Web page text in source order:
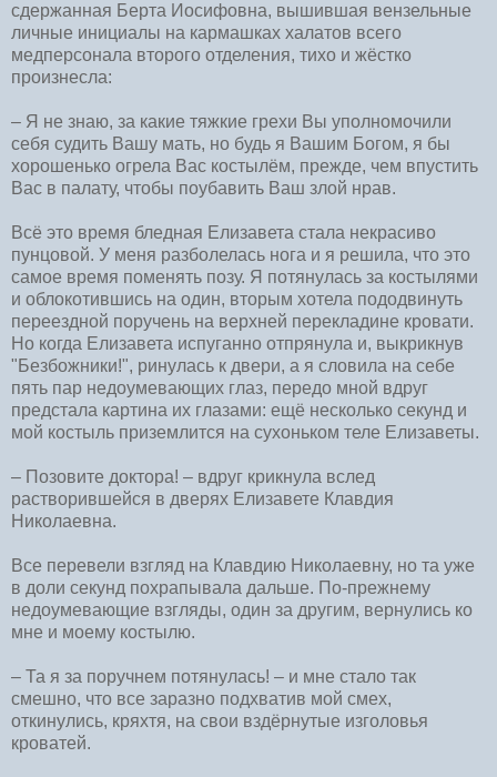
сдержанная Берта Иосифовна, вышившая вензельные
личные инициалы на кармашках халатов всего
медперсонала второго отделения, тихо и жёстко
произнесла:
– Я не знаю, за какие тяжкие грехи Вы уполномочили
себя судить Вашу мать, но будь я Вашим Богом, я бы
хорошенько огрела Вас костылём, прежде, чем впустить
Вас в палату, чтобы поубавить Ваш злой нрав.
Всё это время бледная Елизавета стала некрасиво
пунцовой. У меня разболелась нога и я решила, что это
самое время поменять позу. Я потянулась за костылями
и облокотившись на один, вторым хотела пододвинуть
переездной поручень на верхней перекладине кровати.
Но когда Елизавета испуганно отпрянула и, выкрикнув
"Безбожники!", ринулась к двери, а я словила на себе
пять пар недоумевающих глаз, передо мной вдруг
предстала картина их глазами: ещё несколько секунд и
мой костыль приземлится на сухоньком теле Елизаветы.
– Позовите доктора! – вдруг крикнула вслед
растворившейся в дверях Елизавете Клавдия
Николаевна.
Все перевели взгляд на Клавдию Николаевну, но та уже
в доли секунд похрапывала дальше. По-прежнему
недоумевающие взгляды, один за другим, вернулись ко
мне и моему костылю.
– Та я за поручнем потянулась! – и мне стало так
смешно, что все заразно подхватив мой смех,
откинулись, кряхтя, на свои вздёрнутые изголовья
кроватей.